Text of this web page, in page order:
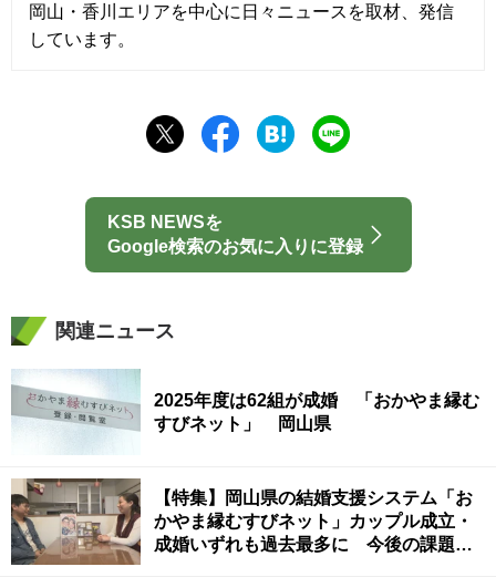
岡山・香川エリアを中心に日々ニュースを取材、発信
しています。
KSB NEWSを
Google検索のお気に入りに登録
関連ニュース
2025年度は62組が成婚 「おかやま縁む
すびネット」 岡山県
【特集】岡山県の結婚支援システム「お
かやま縁むすびネット」カップル成立・
成婚いずれも過去最多に 今後の課題